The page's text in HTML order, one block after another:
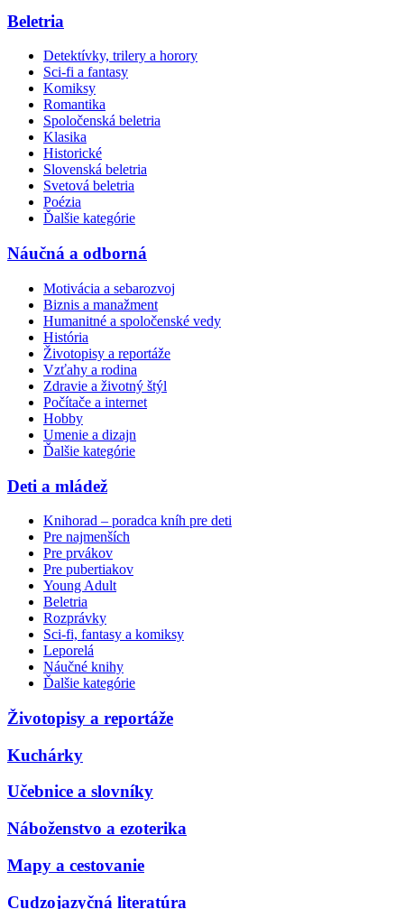
Beletria
Detektívky, trilery a horory
Sci-fi a fantasy
Komiksy
Romantika
Spoločenská beletria
Klasika
Historické
Slovenská beletria
Svetová beletria
Poézia
Ďalšie kategórie
Náučná a odborná
Motivácia a sebarozvoj
Biznis a manažment
Humanitné a spoločenské vedy
História
Životopisy a reportáže
Vzťahy a rodina
Zdravie a životný štýl
Počítače a internet
Hobby
Umenie a dizajn
Ďalšie kategórie
Deti a mládež
Knihorad – poradca kníh pre deti
Pre najmenších
Pre prvákov
Pre pubertiakov
Young Adult
Beletria
Rozprávky
Sci-fi, fantasy a komiksy
Leporelá
Náučné knihy
Ďalšie kategórie
Životopisy a reportáže
Kuchárky
Učebnice a slovníky
Náboženstvo a ezoterika
Mapy a cestovanie
Cudzojazyčná literatúra